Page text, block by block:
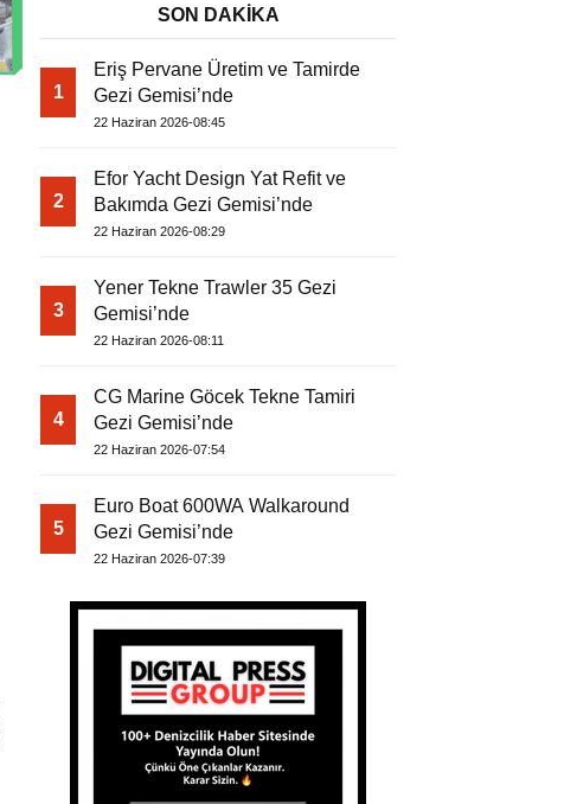
SON DAKİKA
1
Eriş Pervane Üretim ve Tamirde
Gezi Gemisi’nde
22 Haziran 2026-08:45
2
Efor Yacht Design Yat Refit ve
Bakımda Gezi Gemisi’nde
22 Haziran 2026-08:29
3
Yener Tekne Trawler 35 Gezi
Gemisi’nde
22 Haziran 2026-08:11
4
CG Marine Göcek Tekne Tamiri
Gezi Gemisi’nde
22 Haziran 2026-07:54
5
Euro Boat 600WA Walkaround
Gezi Gemisi’nde
22 Haziran 2026-07:39